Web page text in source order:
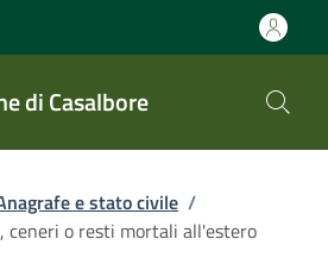
di Casalbore
e stato civile /
ceneri o resti mortali all'estero